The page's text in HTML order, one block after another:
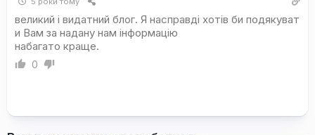
великий і видатний блог. Я насправді хотів би подякуват
и Вам за надану нам інформацію
набагато краще.
0